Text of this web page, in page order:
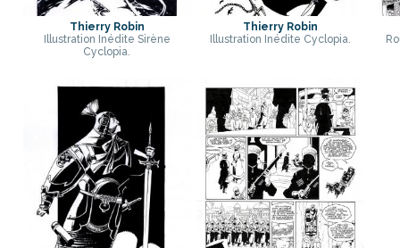
Thierry Robin
Illustration Inédite Sirène
Cyclopia.
Thierry Robin
Illustration Inédite Cyclopia.